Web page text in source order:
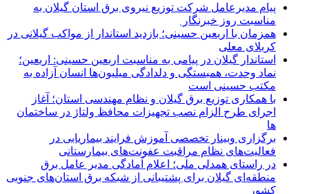
پیام مدیرعامل شركت توزیع نیروی برق استان گیلان به
مناسبت روز خبرنگار ‌
همزمان با اربعین حسینی؛ بازدید استاندار از مواکب گیلانی در
کربلای معلی
استاندار گیلان در پیامی به مناسبت اربعین حسینی: اربعین؛
نماد وحدت، همبستگی و دلدادگی میلیون‌ها انسان آزاده به
مکتب حسینی است
با همکاری توزیع برق گیلان و نظام مهندسی استان؛ آغاز
اجرای طرح الزام نصب تجهیزات محافظ ولتاژ در ساختمان
ها
برگزاری وبینار تخصصی آموزش فرایند بیماریابی در
فعالیت‌های نظام مراقبت عفونت‌های بیمارستانی
در راستای همدلی ملی؛ اعلام آمادگی مدیر عامل برق
منطقه‌ای گیلان برای پشتیبانی از شبكه برق استان‌های جنوبی
كشور